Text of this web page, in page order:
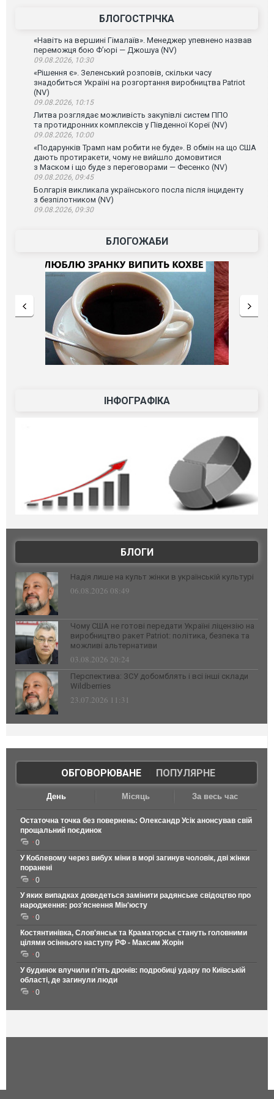
БЛОГОСТРІЧКА
«Навіть на вершині Гімалаїв». Менеджер упевнено назвав
переможця бою Ф’юрі — Джошуа (NV)
09.08.2026, 10:30
«Рішення є». Зеленський розповів, скільки часу
знадобиться Україні на розгортання виробництва Patriot
(NV)
09.08.2026, 10:15
Литва розглядає можливість закупівлі систем ППО
та протидронних комплексів у Південної Кореї (NV)
09.08.2026, 10:00
«Подарунків Трамп нам робити не буде». В обмін на що США
дають протиракети, чому не вийшло домовитися
з Маском і що буде з переговорами — Фесенко (NV)
09.08.2026, 09:45
Болгарія викликала українського посла після інциденту
з безпілотником (NV)
09.08.2026, 09:30
БЛОГОЖАБИ
ІНФОГРАФІКА
БЛОГИ
Надія лише на культ жінки в українській культурі
06.08.2026 08:49
Чому США не готові передати Україні ліцензію на
виробництво ракет Patriot: політика, безпека та
можливі альтернативи
03.08.2026 20:24
Перспектива: ЗСУ добомблять і всі інші склади
Wildberries
23.07.2026 11:31
ОБГОВОРЮВАНЕ| ПОПУЛЯРНЕ
День Місяць За весь час
Остаточна точка без повернень: Олександр Усік анонсував свій
прощальний поєдинок
0
У Коблевому через вибух міни в морі загинув чоловік, дві жінки
поранені
0
У яких випадках доведеться замінити радянське свідоцтво про
народження: роз'яснення Мін'юсту
0
Костянтинівка, Слов'янськ та Краматорськ стануть головними
цілями осіннього наступу РФ - Максим Жорін
0
У будинок влучили п'ять дронів: подробиці удару по Київській
області, де загинули люди
0